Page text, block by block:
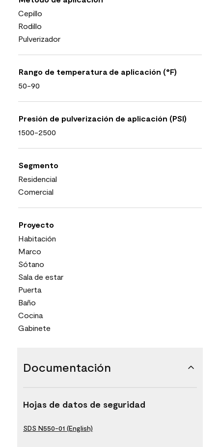
Cepillo
Rodillo
Pulverizador
Rango de temperatura de aplicación (°F)
50-90
Presión de pulverización de aplicación (PSI)
1500-2500
Segmento
Residencial
Comercial
Proyecto
Habitación
Marco
Sótano
Sala de estar
Puerta
Baño
Cocina
Gabinete
Documentación
Hojas de datos de seguridad
SDS N550-01 (English)